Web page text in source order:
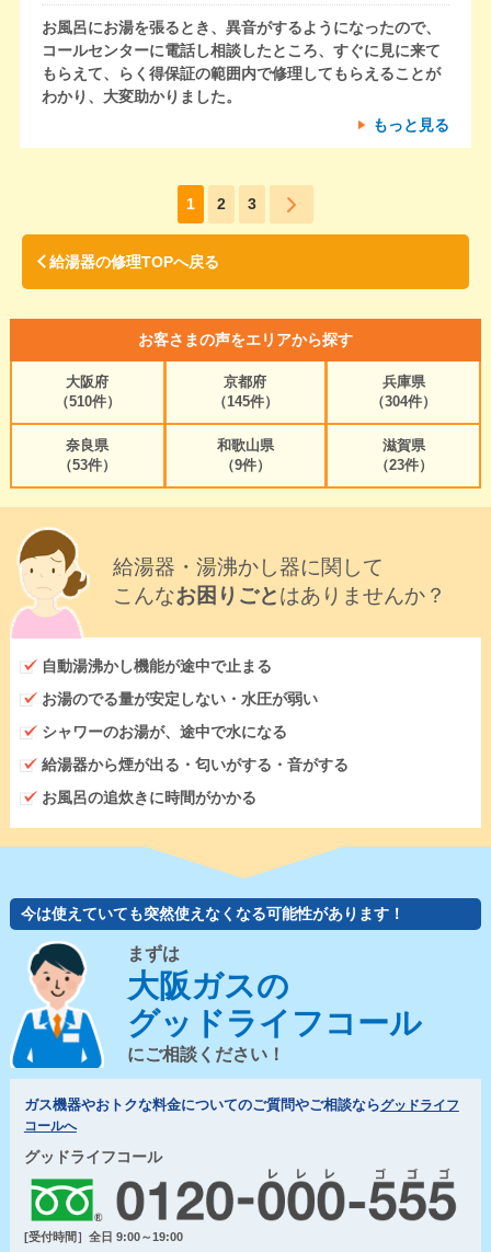
お風呂にお湯を張るとき、異音がするようになったので、
コールセンターに電話し相談したところ、すぐに見に来て
もらえて、らく得保証の範囲内で修理してもらえることが
わかり、大変助かりました。
もっと見る
1 2 3
給湯器の修理TOPへ戻る
お客さまの声をエリアから探す
大阪府
（510件）
京都府
（145件）
兵庫県
（304件）
奈良県
（53件）
和歌山県
（9件）
滋賀県
（23件）
給湯器・湯沸かし器に関して
こんなお困りごとはありませんか？
自動湯沸かし機能が途中で止まる
お湯のでる量が安定しない・水圧が弱い
シャワーのお湯が、途中で水になる
給湯器から煙が出る・匂いがする・音がする
お風呂の追炊きに時間がかかる
今は使えていても突然使えなくなる可能性があります！
まずは
大阪ガスの
グッドライフコール
にご相談ください！
ガス機器やおトクな料金についてのご質問やご相談ならグッドライフ
コールへ
グッドライフコール
[受付時間］全日 9:00～19:00